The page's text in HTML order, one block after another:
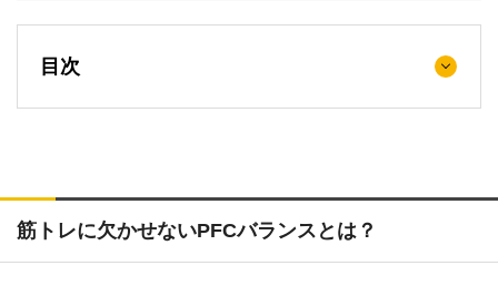
目次
筋トレに欠かせないPFCバランスとは？